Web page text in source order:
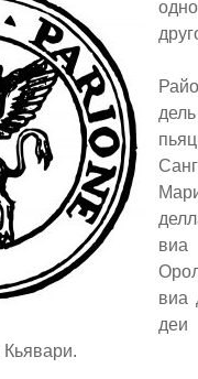
дель
виа